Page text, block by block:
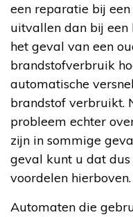
een reparatie bij
uitvallen dan bij een
het geval van een
brandstofverbruik
automatische
brandstof verbruikt.
probleem echter
zijn in sommige
geval kunt u dat
voordelen hierboven.
Automaten die